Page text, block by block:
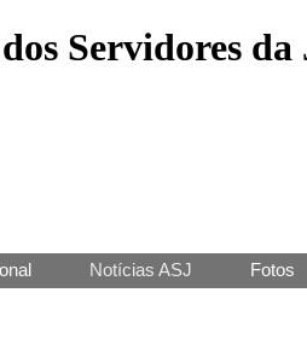
Servidores
Notícias ASJ Fotos